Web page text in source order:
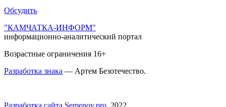
Обсудить
"КАМЧАТКА-ИНФОРМ"
информационно-аналитический портал
Возрастные ограничения 16+
Разработка знака — Артем Безотечество.
Разработка сайта Semenov.pro, 2022